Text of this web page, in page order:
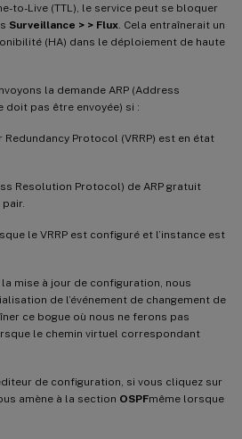
to-Live (TTL), le service peut se bloquer
Surveillance > > Flux . Cela entraînerait un
(HA) dans le déploiement de haute
la demande ARP (Address
doit pas être envoyée) si :
Redundancy Protocol (VRRP) est en état
Resolution Protocol) de ARP gratuit
le VRRP est configuré et l’instance est
la mise à jour de configuration, nous
de l’événement de changement de
ce bogue où nous ne ferons pas
le chemin virtuel correspondant
de configuration, si vous cliquez sur
amène à la section OSPFmême lorsque